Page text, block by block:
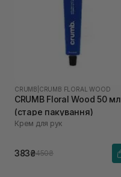
CRUMB CRUMB FLORAL WOOD
CRUMB Floral Wood 50 мл
(старе пакування)
Крем для рук
383₴450₴